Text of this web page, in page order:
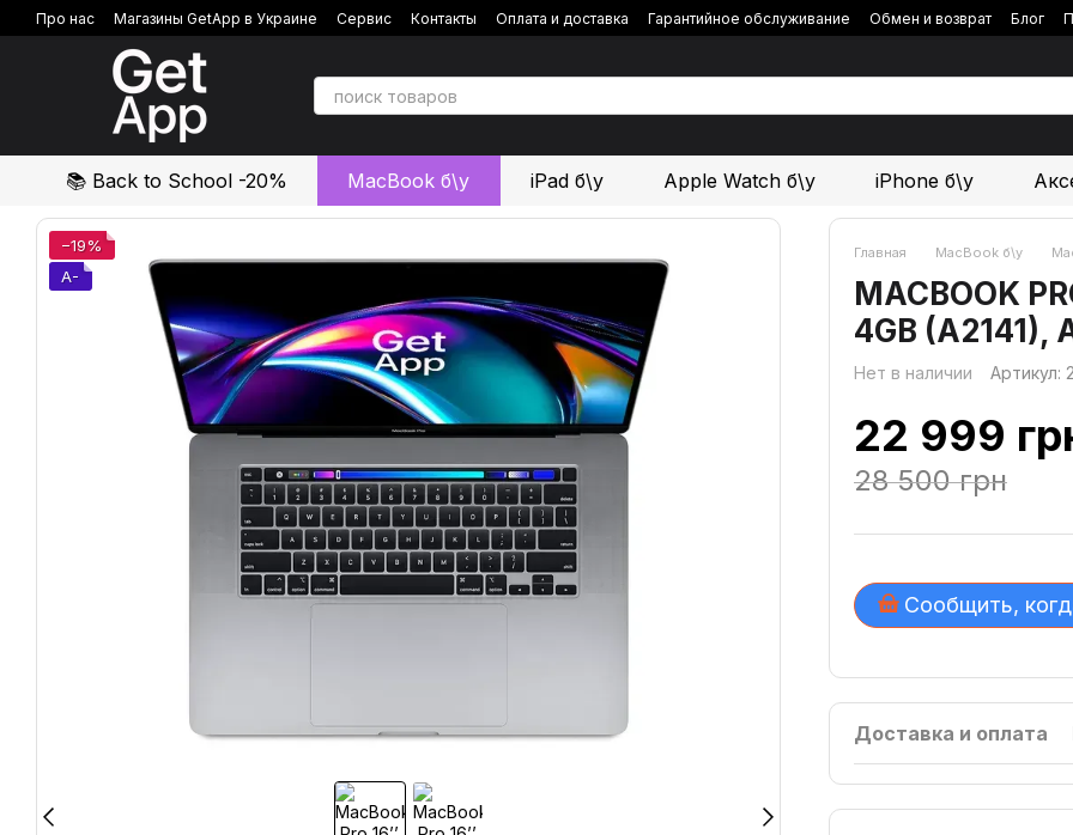
Перейти к основному контенту
Про нас Магазины GetApp в Украине Сервис Контакты Оплата и доставка Гарантийное обслуживание Обмен и возврат Блог
Политика конфиденциальности
Отзывы о магазине
📚 Back to School -20% MacBook б\у iPad б\у Apple Watch б\у iPhone б\у
−19%
A-
Главная MacBook б\у
MACBOOK
4GB (A2141),
Нет в наличии Артикул:
22 999
28 500 грн
Сообщить,
Доставка и оплата